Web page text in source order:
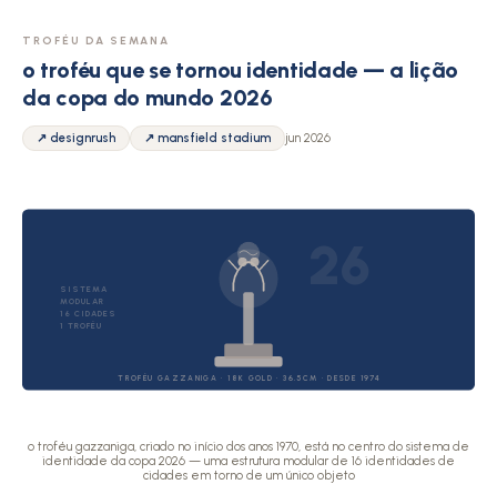
TROFÉU DA SEMANA
o troféu que se tornou identidade — a lição
da copa do mundo 2026
↗ designrush ↗ mansfield stadium jun 2026
TROFÉU GAZZANIGA · 18K GOLD · 36.5CM · DESDE 1974
SISTEMA
MODULAR
16 CIDADES
1 TROFÉU
o troféu gazzaniga, criado no início dos anos 1970, está no centro do sistema de
identidade da copa 2026 — uma estrutura modular de 16 identidades de
cidades em torno de um único objeto